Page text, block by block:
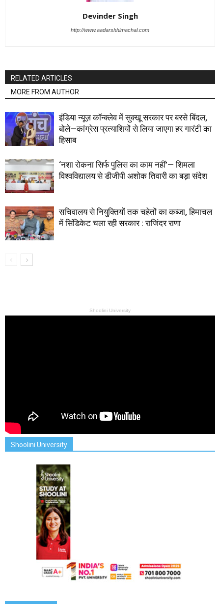
Devinder Singh
http://www.aadarshhimachal.com
RELATED ARTICLES
MORE FROM AUTHOR
इंडिया न्यूज़ कॉन्क्लेव में सुक्खू सरकार पर बरसे बिंदल,
बोले—कांग्रेस प्रत्याशियों से लिया जाएगा हर गारंटी का
हिसाब
‘नशा रोकना सिर्फ पुलिस का काम नहीं’— शिमला
विश्वविद्यालय से डीजीपी अशोक तिवारी का बड़ा संदेश
सचिवालय से नियुक्तियों तक चहेतों का कब्जा, हिमाचल
में सिंडिकेट चला रही सरकार : राजिंदर राणा
Shoolini University
Shoolini University